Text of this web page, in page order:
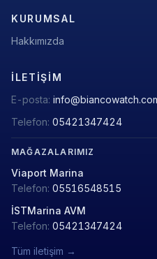
KURUMSAL
Hakkımızda
İLETIŞIM
E-posta:
Telefon: 05421347424
MAĞAZALARIMIZ
Viaport Marina
Telefon: 05516548515
İSTMarina AVM
Telefon: 05421347424
Tüm iletişim →